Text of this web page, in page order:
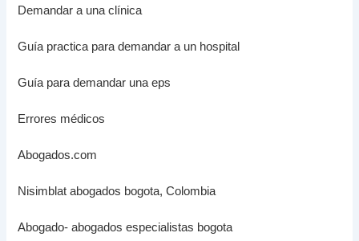
Demandar a una clínica
Guía practica para demandar a un hospital
Guía para demandar una eps
Errores médicos
Abogados.com
Nisimblat abogados bogota, Colombia
Abogado- abogados especialistas bogota